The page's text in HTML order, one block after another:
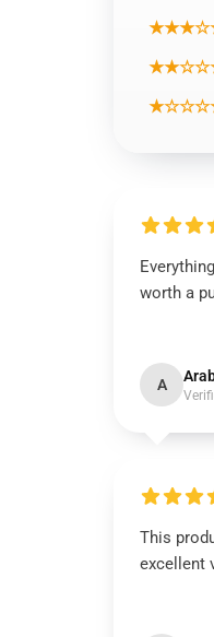
worth a
A
This
excellent